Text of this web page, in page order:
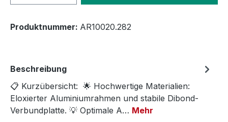
Produktnummer: AR10020.282
Beschreibung
📋 Kurzübersicht: 🌟 Hochwertige Materialien:
Eloxierter Aluminiumrahmen und stabile Dibond-
Verbundplatte. 💡 Optimale A… Mehr